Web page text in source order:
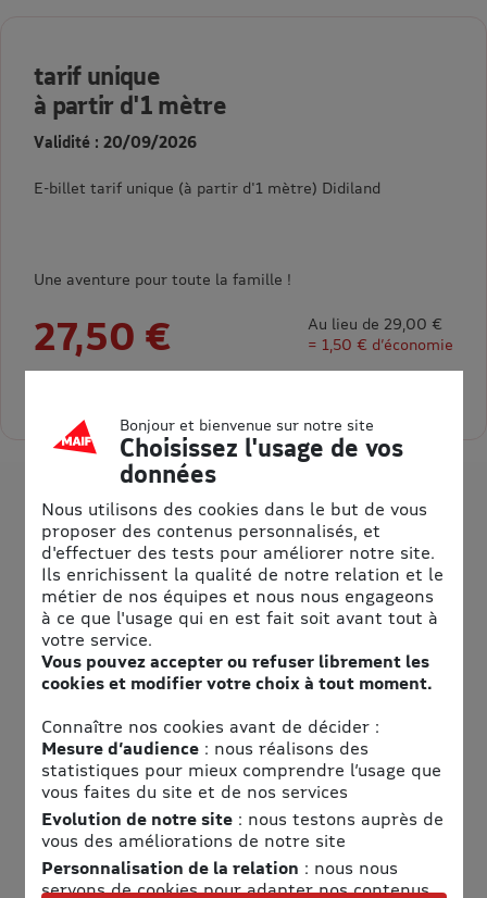
tarif unique
à partir d'1 mètre
Validité : 20/09/2026
E-billet tarif unique (à partir d'1 mètre) Didiland
Une aventure pour toute la famille !
27,50 €
Au lieu de 29,00 €
= 1,50 € d’économie
Informations pratiques
Téléphone
03 88 09 46 46
Adresse
Didiland
1 route de Gunstett
Bonjour et bienvenue sur notre site
Choisissez l'usage de vos
données
Nous utilisons des cookies dans le but de vous
proposer des contenus personnalisés, et
d'effectuer des tests pour améliorer notre site.
Ils enrichissent la qualité de notre relation et le
métier de nos équipes et nous nous engageons
à ce que l'usage qui en est fait soit avant tout à
votre service.
Vous pouvez accepter ou refuser librement les
cookies et modifier votre choix à tout moment.
Connaître nos cookies avant de décider :
Mesure d’audience: nous réalisons des
statistiques pour mieux comprendre l’usage que
vous faites du site et de nos services
Evolution de notre site: nous testons auprès de
vous des améliorations de notre site
Personnalisation de la relation : nous nous
servons de cookies pour adapter nos contenus